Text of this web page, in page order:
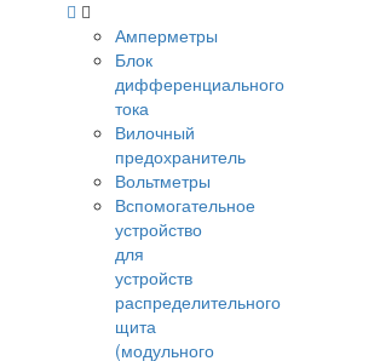
Амперметры
Блок
дифференциального
тока
Вилочный
предохранитель
Вольтметры
Вспомогательное
устройство
для
устройств
распределительного
щита
(модульного